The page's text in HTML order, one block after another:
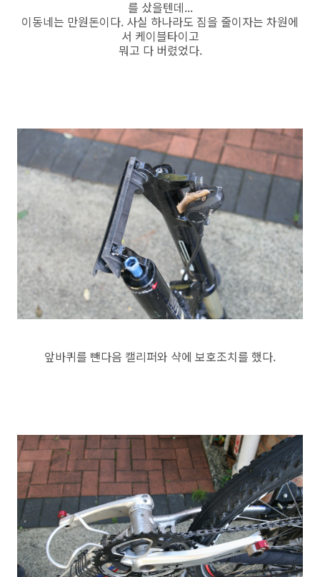
를 샀을텐데...
이동네는 만원돈이다. 사실 하나라도 짐을 줄이자는 차원에
서 케이블타이고
뭐고 다 버렸었다.
앞바퀴를 뺀다음 캘리퍼와 샥에 보호조치를 했다.